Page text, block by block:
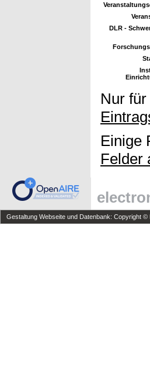
DLR -
Nur
Einige
Felder
Gestaltung Webseite und Datenbank: Copyright